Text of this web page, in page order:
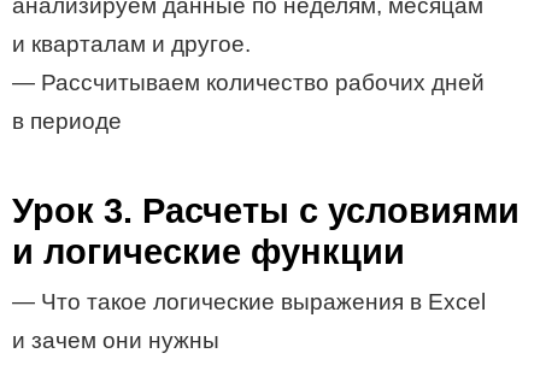
анализируем данные по неделям, месяцам
и кварталам и другое.
— Рассчитываем количество рабочих дней
в периоде
Урок 3. Расчеты с условиями
и логические функции
— Что такое логические выражения в Excel
и зачем они нужны